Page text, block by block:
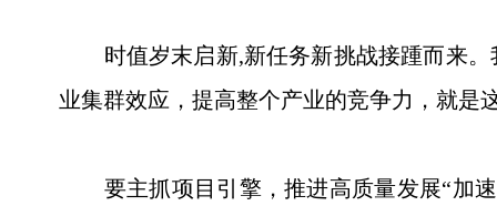
时值岁末启新,新任务新挑战接踵而来。
业集群效应，提高整个产业的竞争力，就是
要主抓项目引擎，推进高质量发展“加速